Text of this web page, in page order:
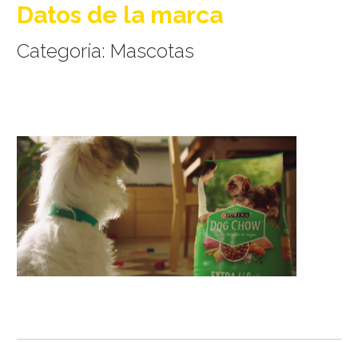
Datos de la marca
Categoría: Mascotas